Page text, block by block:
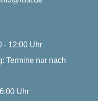
- 12:00 Uhr
Termine nur nach
Uhr